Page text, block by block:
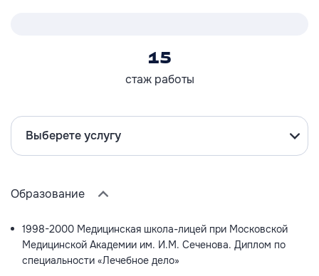
15
стаж работы
Выберете услугу
Образование
1998-2000 Медицинская школа-лицей при Московской
Медицинской Академии им. И.М. Сеченова. Диплом по
специальности «Лечебное дело»